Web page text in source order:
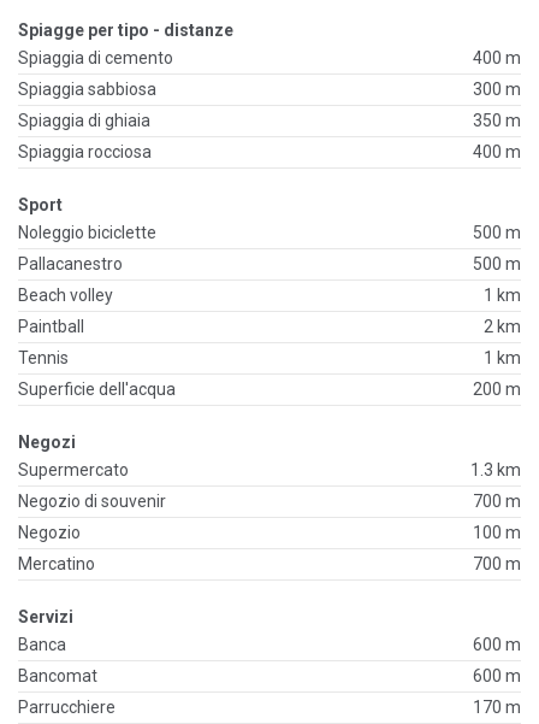
Spiagge per tipo - distanze
Spiaggia di cemento
400 m
Spiaggia sabbiosa
300 m
Spiaggia di ghiaia
350 m
Spiaggia rocciosa
400 m
Sport
Noleggio biciclette
500 m
Pallacanestro
500 m
Beach volley
1 km
Paintball
2 km
Tennis
1 km
Superficie dell'acqua
200 m
Negozi
Supermercato
1.3 km
Negozio di souvenir
700 m
Negozio
100 m
Mercatino
700 m
Servizi
Banca
600 m
Bancomat
600 m
Parrucchiere
170 m